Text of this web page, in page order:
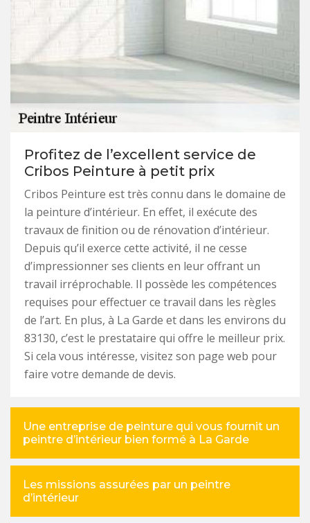
Profitez de l’excellent service de
Cribos Peinture à petit prix
Cribos Peinture est très connu dans le domaine de
la peinture d’intérieur. En effet, il exécute des
travaux de finition ou de rénovation d’intérieur.
Depuis qu’il exerce cette activité, il ne cesse
d’impressionner ses clients en leur offrant un
travail irréprochable. Il possède les compétences
requises pour effectuer ce travail dans les règles
de l’art. En plus, à La Garde et dans les environs du
83130, c’est le prestataire qui offre le meilleur prix.
Si cela vous intéresse, visitez son page web pour
faire votre demande de devis.
Une entreprise de peinture qui vous fournit un
peintre d’intérieur bien formé à La Garde
Les missions assurées par un peintre
d’intérieur